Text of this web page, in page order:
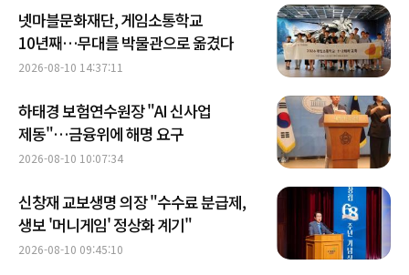
넷마블문화재단, 게임소통학교
10년째…무대를 박물관으로 옮겼다
2026-08-10 14:37:11
하태경 보험연수원장 "AI 신사업
제동"…금융위에 해명 요구
2026-08-10 10:07:34
신창재 교보생명 의장 "수수료 분급제,
생보 '머니게임' 정상화 계기"
2026-08-10 09:45:10